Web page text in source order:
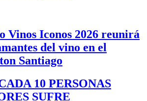
Vinos Iconos 2026 reunirá
del vino en el
Santiago
10 PERSONAS
SUFRE